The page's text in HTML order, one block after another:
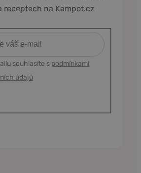
receptech na Kampot.cz
souhlasíte s podmínkami
údajů